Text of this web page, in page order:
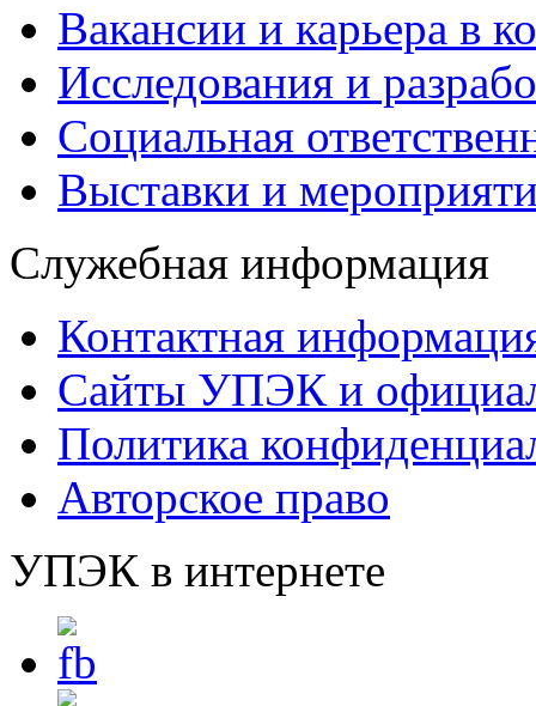
Вакансии и карьера в
Исследования и
Социальная
Выставки и
Служебная информация
Контактная
Сайты УПЭК и
Политика
Авторское право
УПЭК в интернете